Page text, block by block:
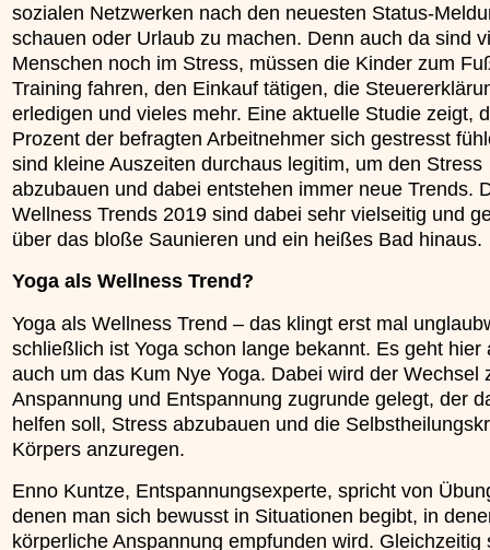
sozialen Netzwerken nach den neuesten Status-
schauen oder Urlaub zu machen. Denn auch da sind
Menschen noch im Stress, müssen die Kinder zum
Training fahren, den Einkauf tätigen, die
erledigen und vieles mehr. Eine aktuelle Studie zeigt,
Prozent der befragten Arbeitnehmer sich gestresst
sind kleine Auszeiten durchaus legitim, um den Stress
abzubauen und dabei entstehen immer neue Trends.
Wellness Trends 2019 sind dabei sehr vielseitig und
über das bloße Saunieren und ein heißes Bad hinaus.
Yoga als Wellness Trend?
Yoga als Wellness Trend – das klingt erst mal
schließlich ist Yoga schon lange bekannt. Es geht hier
auch um das Kum Nye Yoga. Dabei wird der Wechsel
Anspannung und Entspannung zugrunde gelegt, der
helfen soll, Stress abzubauen und die
Körpers anzuregen.
Enno Kuntze, Entspannungsexperte, spricht von
denen man sich bewusst in Situationen begibt, in
körperliche Anspannung empfunden wird. Gleichzeitig